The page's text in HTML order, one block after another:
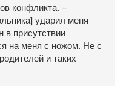
конфликта. –
ударил меня
в присутствии
на меня с ножом. Не с
и таких